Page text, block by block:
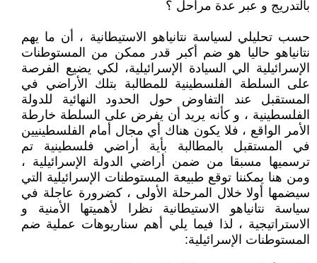
بالتدريج و عبر عدة مراحل ؟
حسب تحليلي لسياسة نتانياهو الاستيطانية ، أن ما يهم
نتانياهو حاليا هو ضم أكبر قدر ممكن من المستوطنات
الإسرائيلية الي السيادة الإسرائيلية، لكي يضيع الفرصة
على السلطة الفلسطينية للمطالبة بتلك الأراضي في
المستقبل عند التفاوض حول الحدود النهائية للدولة
الفلسطينية ، و كأنه يريد أن يفرض على السلطة خارطة
الأمر الواقع ، فلا يكون هناك أي مجال أمام الفلسطينيين
في المستقبل بالمطالبة بأية أراضي فلسطينية تم
ترسميها مسبقا من ضمن أراضي الدولة الإسرائيلية ،
ومن هنا يمكننا توقع طبيعة المستوطنات الإسرائيلية التي
سيضمها أولا خلال المرحلة الأولى ، كضرورة عاجلة في
سياسة نتانياهو الاستيطانية نظرا لأهميتها الأمنية و
الاستراتيجية ، لذا فيما يلي أهم سناريوهات عملية ضم
المستوطنات الإسرائيلية: